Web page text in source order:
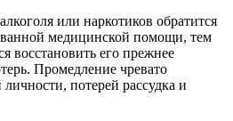
или наркотиков обратится
медицинской помощи, тем
восстановить его прежнее
Промедление чревато
потерей рассудка и